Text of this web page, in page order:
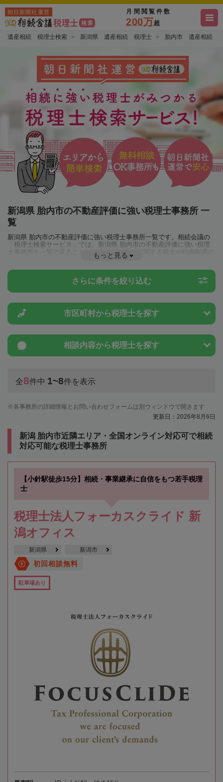
朝日新聞社運営 月間閲覧件数
200万超
遺産相続 税理士検索 新潟県 遺産相続 税理士 胎内市 遺産相続
新潟県 胎内市の不動産評価に強い税理士事務所 一
覧
新潟県 胎内市の不動産評価に強い税理士事務所一覧です。相続会議の
「税理士検索サービス」では、新潟県 胎内市の不動産評価に強い税理
士事務所を一覧で見ることが出来ます。相続に関する税金や特例制度の
ことは一度近隣の税理士に相談してみましょう。
もっと見る
さらに条件を絞り込む
市区町村から税理士を探す
相談内容から税理士を探す
全8件中 1~8件を表示
各事務所の詳細情報とお問い合わせフォームは別ウィンドウで開きます
更新日：2026年8月6日
新潟 胎内市近隣エリア・全国オンライン対応可で相続
対応可能な税理士事務所
【小針駅徒歩15分】相続・事業継承に自信をもつ若手税理
士
税理士法人フォーカスクライド 新
潟オフィス
新潟県 新潟市
初回相談無料
駐車場あり